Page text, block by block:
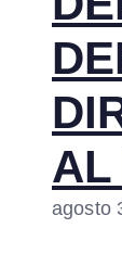
AL
agosto